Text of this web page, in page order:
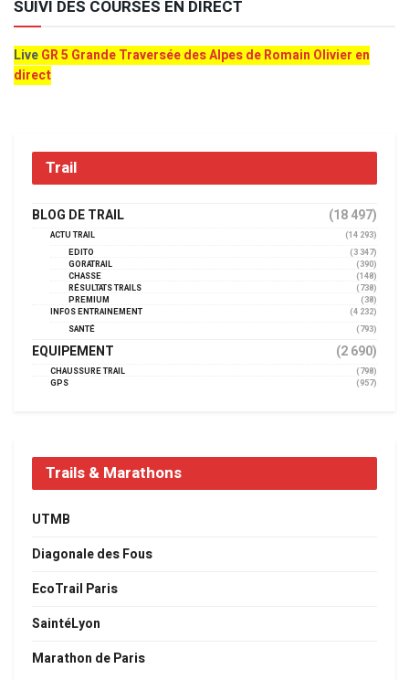
SUIVI DES COURSES EN DIRECT
LiveGR 5 Grande Traversée des Alpes de Romain Olivier en
direct
Trail
BLOG DE TRAIL (18 497)
ACTU TRAIL
(14 293)
EDITO
(3 347)
GORATRAIL
(390)
CHASSE
(148)
RÉSULTATS TRAILS
(738)
PREMIUM
(38)
INFOS ENTRAINEMENT
(4 232)
SANTÉ
(793)
EQUIPEMENT (2 690)
CHAUSSURE TRAIL
(798)
GPS
(957)
Trails & Marathons
UTMB
Diagonale des Fous
EcoTrail Paris
SaintéLyon
Marathon de Paris